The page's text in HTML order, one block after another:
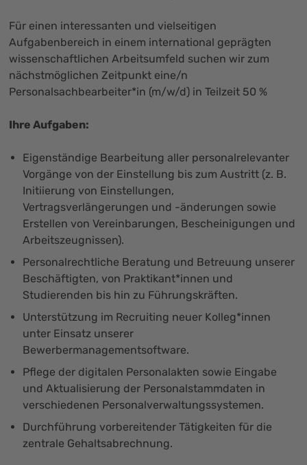
Für einen interessanten und vielseitigen
Aufgabenbereich in einem international geprägten
wissenschaftlichen Arbeitsumfeld suchen wir zum
nächstmöglichen Zeitpunkt eine/n
Personalsachbearbeiter*in (m/w/d) in Teilzeit 50 %
Ihre Aufgaben:
Eigenständige Bearbeitung aller personalrelevanter
Vorgänge von der Einstellung bis zum Austritt (z. B.
Initiierung von Einstellungen,
Vertragsverlängerungen und -änderungen sowie
Erstellen von Vereinbarungen, Bescheinigungen und
Arbeitszeugnissen).
Personalrechtliche Beratung und Betreuung unserer
Beschäftigten, von Praktikant*innen und
Studierenden bis hin zu Führungskräften.
Unterstützung im Recruiting neuer Kolleg*innen
unter Einsatz unserer
Bewerbermanagementsoftware.
Pflege der digitalen Personalakten sowie Eingabe
und Aktualisierung der Personalstammdaten in
verschiedenen Personalverwaltungssystemen.
Durchführung vorbereitender Tätigkeiten für die
zentrale Gehaltsabrechnung.